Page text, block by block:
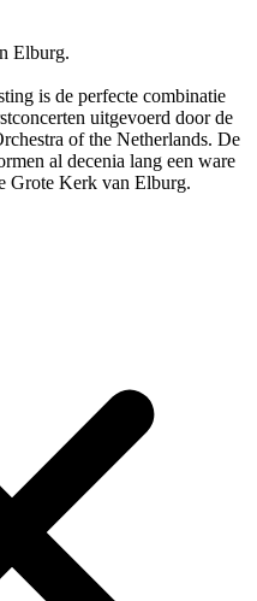
Elburg.
is de perfecte combinatie
uitgevoerd door de
of the Netherlands. De
al decenia lang een ware
Grote Kerk van Elburg.